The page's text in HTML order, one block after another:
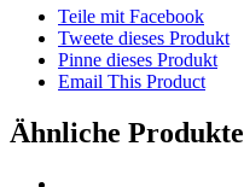
Teile mit Facebook
Tweete dieses Produkt
Pinne dieses Produkt
Email This Product
Ähnliche Produkte